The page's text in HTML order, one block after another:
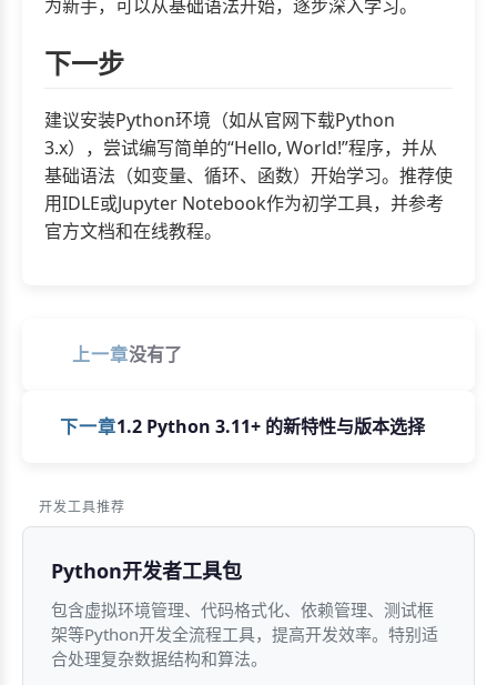
为新手，可以从基础语法开始，逐步深入学习。
下一步
建议安装Python环境（如从官网下载Python
3.x），尝试编写简单的“Hello, World!”程序，并从
基础语法（如变量、循环、函数）开始学习。推荐使
用IDLE或Jupyter Notebook作为初学工具，并参考
官方文档和在线教程。
上一章没有了
下一章1.2 Python 3.11+ 的新特性与版本选择
开发工具推荐
Python开发者工具包
包含虚拟环境管理、代码格式化、依赖管理、测试框
架等Python开发全流程工具，提高开发效率。特别适
合处理复杂数据结构和算法。